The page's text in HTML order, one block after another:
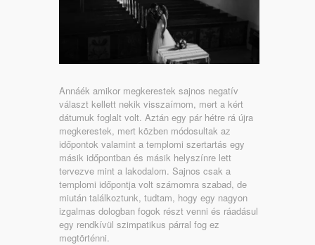
Annáék amikor megkerestek sajnos negatív
választ kellett nekik visszaírnom, mert a kért
dátumuk foglalt volt. Aztán egy pár hétre rá újra
megkerestek, mert közben módosultak az
időpontok valamint a templomi szertartás egy
másik időpontban és másik helyszínre lett
tervezve mint a lakodalom. Sajnos csak a
templomi időpontja volt számomra szabad, de
miután találkoztunk, tudtam, hogy egy nagyon
izgalmas dologban fogok részt venni és ráadásul
egy rendkívül szimpatikus párral fog ez
megtörténni.